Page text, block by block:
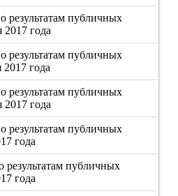
результатам публичных
2017 года
результатам публичных
года
результатам публичных
2017 года
результатам публичных
года
результатам публичных
года